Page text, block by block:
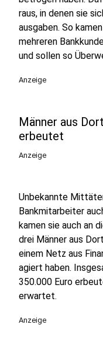
raus, in denen sie
ausgaben. So
mehreren
und sollen so
Anzeige
Männer aus
erbeutet
Anzeige
Unbekannte
Bankmitarbeiter
kamen sie auch an
drei Männer aus
einem Netz aus
agiert haben.
350.000 Euro
erwartet.
Anzeige